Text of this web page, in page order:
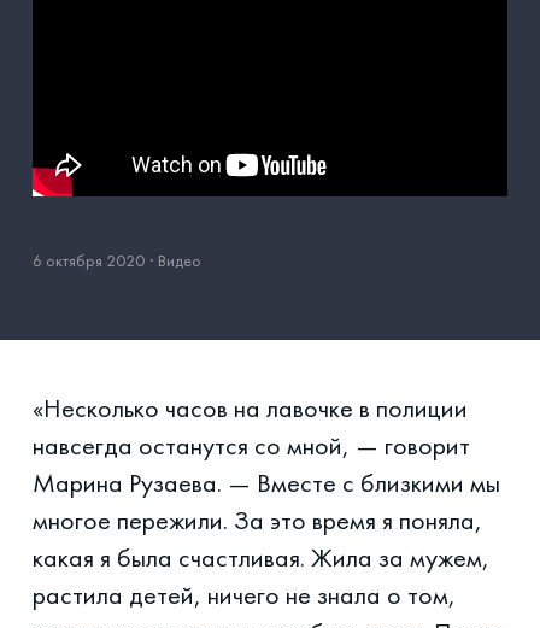
6 октября 2020 · Видео
«Несколько часов на лавочке в полиции
навсегда останутся со мной, — говорит
Марина Рузаева. — Вместе с близкими мы
многое пережили. За это время я поняла,
какая я была счастливая. Жила за мужем,
растила детей, ничего не знала о том,